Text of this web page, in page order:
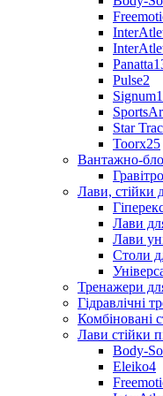
Panatta
Pulse2
Signum
Star Trac
Toorx25
Вантажно-
Лави, стійки
Лави
Лави
Столи
Тренажери
Гідравлічні
Комбіновані
Лави стійки
Body-
Eleiko4